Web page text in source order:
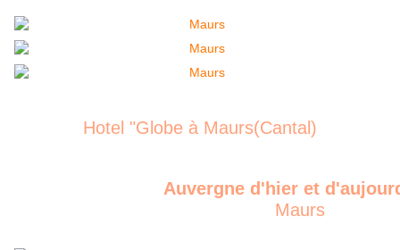
Hotel "Globe à Maurs(Cantal)
Auvergne d'hier et
Maurs